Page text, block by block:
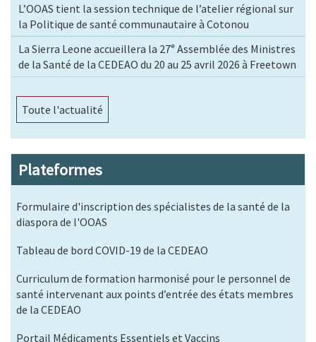
L’OOAS tient la session technique de l’atelier régional sur
la Politique de santé communautaire à Cotonou
La Sierra Leone accueillera la 27ᵉ Assemblée des Ministres
de la Santé de la CEDEAO du 20 au 25 avril 2026 à Freetown
Toute l'actualité
Plateformes
Formulaire d'inscription des spécialistes de la santé de la
diaspora de l'OOAS
Tableau de bord COVID-19 de la CEDEAO
Curriculum de formation harmonisé pour le personnel de
santé intervenant aux points d’entrée des états membres
de la CEDEAO
Portail Médicaments Essentiels et Vaccins